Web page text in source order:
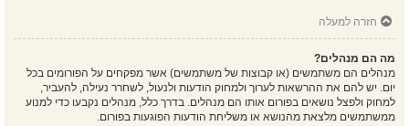
חזרה למעלה
מה הם מנהלים?
מנהלים הם משתמשים (או קבוצות של משתמשים) אשר מפקחים על הפורומים בכל
יום. יש להם את ההרשאות לערוך ולמחוק הודעות ולנעול, לשחרר נעילה, להעביר,
למחוק ולפצל נושאים בפורום אותו הם מנהלים. בדרך כלל, מנהלים נקבעו כדי למנוע
ממשתמשים מלצאת מהנושא או משליחת הודעות הפוגעות בפורום.